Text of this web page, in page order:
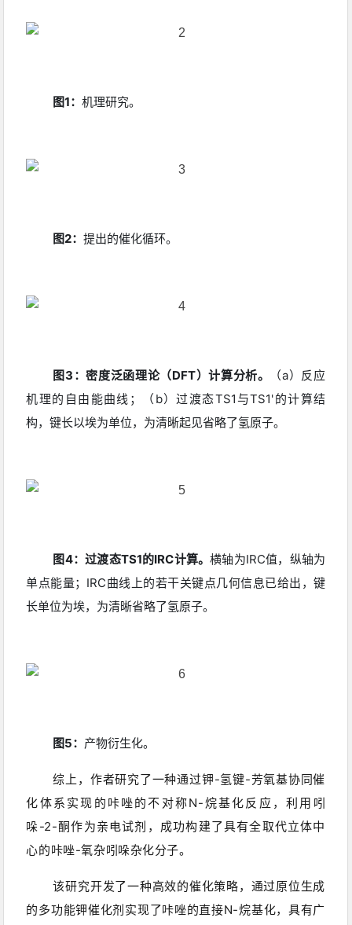
图1：机理研究。
图2：提出的催化循环。
图3：密度泛函理论（DFT）计算分析。
（a）反应
机理的自由能曲线；（b）过渡态TS1与TS1'的计算结
构，键长以埃为单位，为清晰起见省略了氢原子。
图4：过渡态TS1的IRC计算。横轴为IRC值，纵轴为
单点能量；IRC曲线上的若干关键点几何信息已给出，键
长单位为埃，为清晰省略了氢原子。
图5： 产物衍生化。
综上，作者研究了一种通过钾-氢键-芳氧基协同催
化体系实现的咔唑的不对称N-烷基化反应，利用吲
哚-2-酮作为亲电试剂，成功构建了具有全取代立体中
心的咔唑-氧杂吲哚杂化分子。
该研究开发了一种高效的催化策略，通过原位生成
的多功能钾催化剂实现了咔唑的直接N-烷基化，具有广